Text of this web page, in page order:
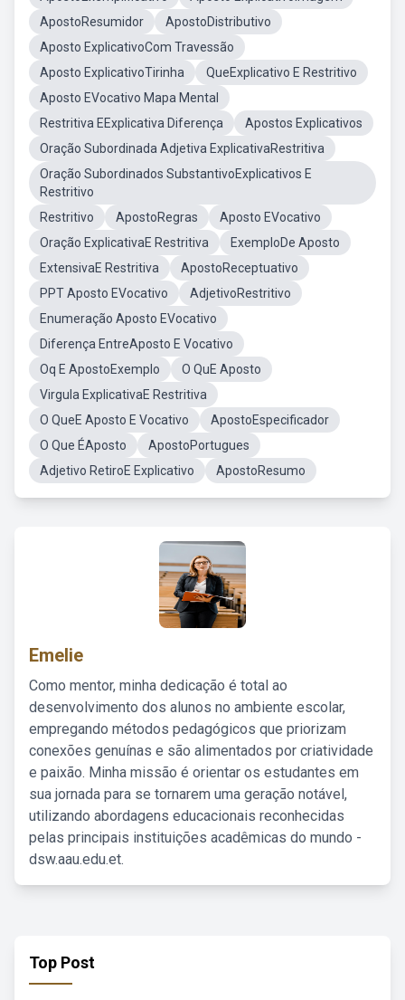
ApostoResumidor
ApostoDistributivo
Aposto ExplicativoCom Travessão
Aposto ExplicativoTirinha
QueExplicativo E Restritivo
Aposto EVocativo Mapa Mental
Restritiva EExplicativa Diferença
Apostos Explicativos
Oração Subordinada Adjetiva ExplicativaRestritiva
Oração Subordinados SubstantivoExplicativos E
Restritivo
Restritivo
ApostoRegras
Aposto EVocativo
Oração ExplicativaE Restritiva
ExemploDe Aposto
ExtensivaE Restritiva
ApostoReceptuativo
PPT Aposto EVocativo
AdjetivoRestritivo
Enumeração Aposto EVocativo
Diferença EntreAposto E Vocativo
Oq E ApostoExemplo
O QuE Aposto
Virgula ExplicativaE Restritiva
O QueE Aposto E Vocativo
ApostoEspecificador
O Que ÉAposto
ApostoPortugues
Adjetivo RetiroE Explicativo
ApostoResumo
Emelie
Como mentor, minha dedicação é total ao
desenvolvimento dos alunos no ambiente escolar,
empregando métodos pedagógicos que priorizam
conexões genuínas e são alimentados por criatividade
e paixão. Minha missão é orientar os estudantes em
sua jornada para se tornarem uma geração notável,
utilizando abordagens educacionais reconhecidas
pelas principais instituições acadêmicas do mundo -
dsw.aau.edu.et.
Top Post